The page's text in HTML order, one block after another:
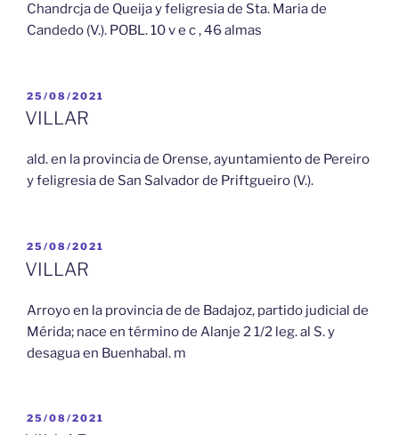
Chandrcja de Queija y feligresia de Sta. Maria de
Candedo (V.). POBL. 10 v e c , 46 almas
PUBLICADO
EL
25/08/2021
VILLAR
ald. en la provincia de Orense, ayuntamiento de Pereiro
y feligresia de San Salvador de Priftgueiro (V.).
PUBLICADO
EL
25/08/2021
VILLAR
Arroyo en la provincia de de Badajoz, partido judicial de
Mérida; nace en término de Alanje 2 1/2 leg. al S. y
desagua en Buenhabal. m
PUBLICADO
25/08/2021